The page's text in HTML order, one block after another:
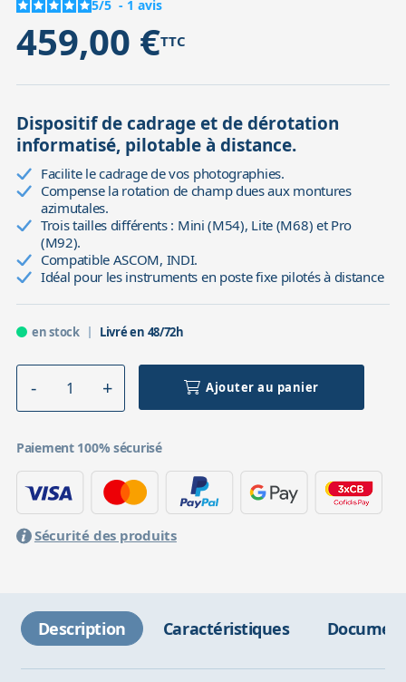
5/5 - 1 avis
459,00 €TTC
Dispositif de cadrage et de dérotation
informatisé, pilotable à distance.
Facilite le cadrage de vos photographies.
Compense la rotation de champ dues aux montures
azimutales.
Trois tailles différents : Mini (M54), Lite (M68) et Pro
(M92).
Compatible ASCOM, INDI.
Idéal pour les instruments en poste fixe pilotés à distance
en stock Livré en 48/72h
Ajouter au panier
Paiement 100% sécurisé
Sécurité des produits
Description Caractéristiques